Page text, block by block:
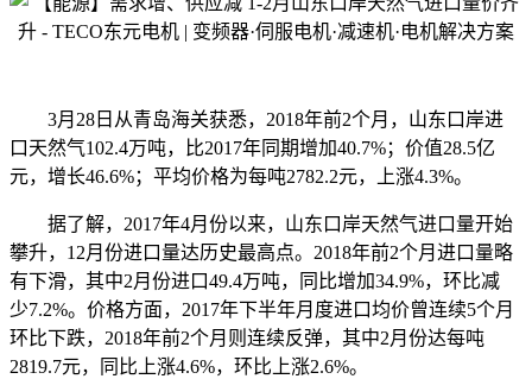
3月28日从青岛海关获悉，2018年前2个月，山东口岸进
口天然气102.4万吨，比2017年同期增加40.7%；价值28.5亿
元，增长46.6%；平均价格为每吨2782.2元，上涨4.3%。
据了解，2017年4月份以来，山东口岸天然气进口量开始
攀升，12月份进口量达历史最高点。2018年前2个月进口量略
有下滑，其中2月份进口49.4万吨，同比增加34.9%，环比减
少7.2%。价格方面，2017年下半年月度进口均价曾连续5个月
环比下跌，2018年前2个月则连续反弹，其中2月份达每吨
2819.7元，同比上涨4.6%，环比上涨2.6%。